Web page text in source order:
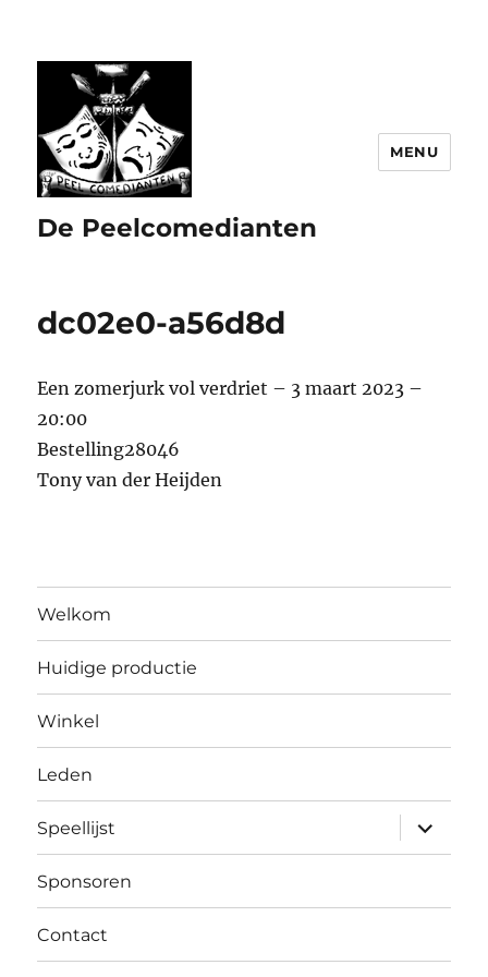
De Peelcomedianten
MENU
dc02e0-a56d8d
Een zomerjurk vol verdriet – 3 maart 2023 –
20:00
Bestelling28046
Tony van der Heijden
Welkom
Huidige productie
Winkel
Leden
Speellijst
Sponsoren
Contact